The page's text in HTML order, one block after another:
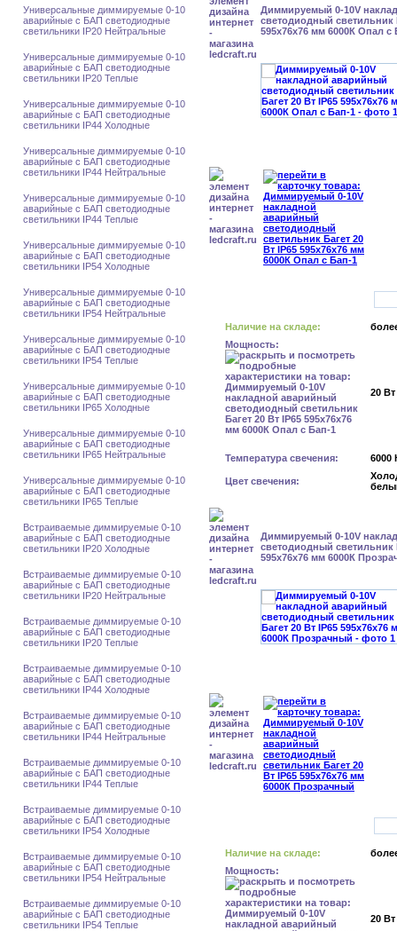
Универсальные диммируемые 0-10
аварийные с БАП светодиодные
светильники IP20 Нейтральные
Универсальные диммируемые 0-10
аварийные с БАП светодиодные
светильники IP20 Теплые
Универсальные диммируемые 0-10
аварийные с БАП светодиодные
светильники IP44 Холодные
Универсальные диммируемые 0-10
аварийные с БАП светодиодные
светильники IP44 Нейтральные
Универсальные диммируемые 0-10
аварийные с БАП светодиодные
светильники IP44 Теплые
Универсальные диммируемые 0-10
аварийные с БАП светодиодные
светильники IP54 Холодные
Универсальные диммируемые 0-10
аварийные с БАП светодиодные
светильники IP54 Нейтральные
Универсальные диммируемые 0-10
аварийные с БАП светодиодные
светильники IP54 Теплые
Универсальные диммируемые 0-10
аварийные с БАП светодиодные
светильники IP65 Холодные
Универсальные диммируемые 0-10
аварийные с БАП светодиодные
светильники IP65 Нейтральные
Универсальные диммируемые 0-10
аварийные с БАП светодиодные
светильники IP65 Теплые
Встраиваемые диммируемые 0-10
аварийные с БАП светодиодные
светильники IP20 Холодные
Встраиваемые диммируемые 0-10
аварийные с БАП светодиодные
светильники IP20 Нейтральные
Встраиваемые диммируемые 0-10
аварийные с БАП светодиодные
светильники IP20 Теплые
Встраиваемые диммируемые 0-10
аварийные с БАП светодиодные
светильники IP44 Холодные
Встраиваемые диммируемые 0-10
аварийные с БАП светодиодные
светильники IP44 Нейтральные
Встраиваемые диммируемые 0-10
аварийные с БАП светодиодные
светильники IP44 Теплые
Встраиваемые диммируемые 0-10
аварийные с БАП светодиодные
светильники IP54 Холодные
Встраиваемые диммируемые 0-10
аварийные с БАП светодиодные
светильники IP54 Нейтральные
Встраиваемые диммируемые 0-10
аварийные с БАП светодиодные
светильники IP54 Теплые
Диммируемый 0-10V
светодиодный светильник
595x76x76 мм 6000К Опал с
Наличие на складе:
Мощность:
20 Вт
Температура свечения: 6000
Цвет свечения:
Диммируемый 0-10V
светодиодный светильник
595x76x76 мм 6000К
Наличие на складе:
Мощность:
20 Вт